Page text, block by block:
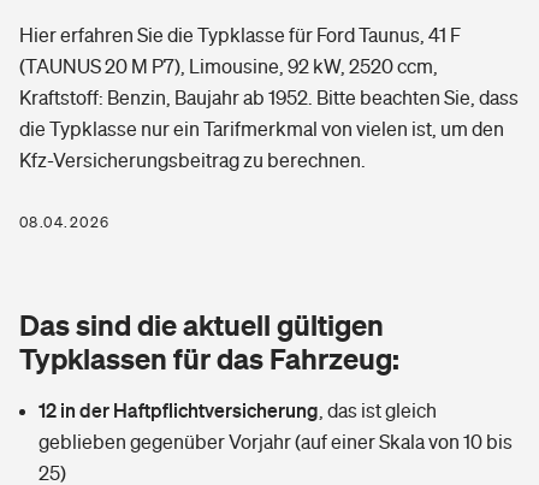
Grundfähigkeitsversicherung
Arbeitsrechtsschutz
Berufshaftpflichtversicherung
Zur Übersicht
Tools
Wer versichert was: Jetzt Versicherer finden
Elementarversicherung
Glasversicherung
Mietkautionsversicherung
Freizeit
Pri­vate Haft­pflicht­
Kinderunfall­ver­si­che­rung
Kinderinvalidität
Gesundheit
Private Krankenversicherung
Dread-Disease-Versicherung
Tierkrankenversicherung
Zur Übersicht
Hier erfahren Sie die Typklasse für Ford Taunus, 41 F
(TAUNUS 20 M P7), Limousine, 92 kW, 2520 ccm,
Kraftstoff: Benzin, Baujahr ab 1952. Bitte beachten Sie, dass
die Typklasse nur ein Tarifmerkmal von vielen ist, um den
Kfz-Versicherungsbeitrag zu berechnen.
08.04.2026
Das sind die aktuell gültigen
Typklassen für das Fahrzeug:
12 in der Haftpflichtversicherung das ist gleich
geblieben gegenüber Vorjahr (auf einer Skala von 10 bis
25)